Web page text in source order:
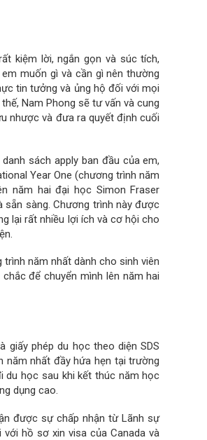
kiệm lời, ngắn gọn và súc tích,
muốn gì và cần gì nên thường
tin tưởng và ủng hộ đối với mọi
Nam Phong sẽ tư vấn và cung
nhược và đưa ra quyết định cuối
sách apply ban đầu của em,
Year One (chương trình năm
năm hai đại học Simon Fraser
sàng. Chương trình này được
lại rất nhiều lợi ích và cơ hội cho
năm nhất dành cho sinh viên
để chuyển mình lên năm hai
phép du học theo diện SDS
năm nhất đầy hứa hẹn tại trường
du học sau khi kết thúc năm học
dụng cao.
được sự chấp nhận từ Lãnh sự
hồ sơ xin visa của Canada và